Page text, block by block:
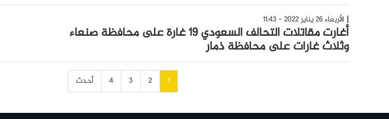
الأربعاء 26 يناير 2022 - 11:43
أغارت مقاتلات التحالف السعودي 19 غارة على محافظة صنعاء
وثلاث غارات على محافظة ذمار
1
2
3
4 أحدث